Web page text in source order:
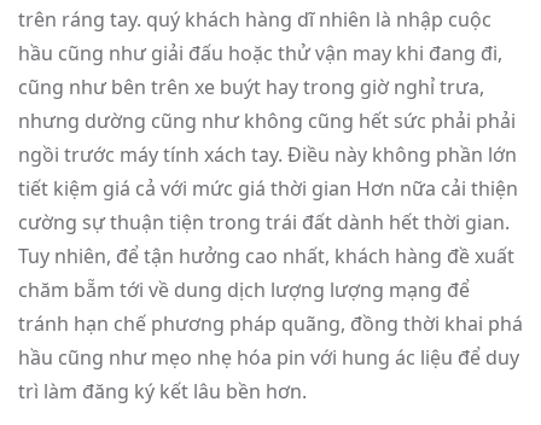
trên ráng tay. quý khách hàng dĩ nhiên là nhập cuộc
hầu cũng như giải đấu hoặc thử vận may khi đang đi,
cũng như bên trên xe buýt hay trong giờ nghỉ trưa,
nhưng dường cũng như không cũng hết sức phải phải
ngồi trước máy tính xách tay. Điều này không phần lớn
tiết kiệm giá cả với mức giá thời gian Hơn nữa cải thiện
cường sự thuận tiện trong trái đất dành hết thời gian.
Tuy nhiên, để tận hưởng cao nhất, khách hàng đề xuất
chăm bẵm tới về dung dịch lượng lượng mạng để
tránh hạn chế phương pháp quãng, đồng thời khai phá
hầu cũng như mẹo nhẹ hóa pin với hung ác liệu để duy
trì làm đăng ký kết lâu bền hơn.